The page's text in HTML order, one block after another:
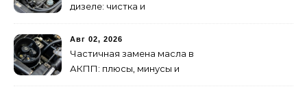
дизеле: чистка и
Авг 02, 2026
Частичная замена масла в
АКПП: плюсы, минусы и